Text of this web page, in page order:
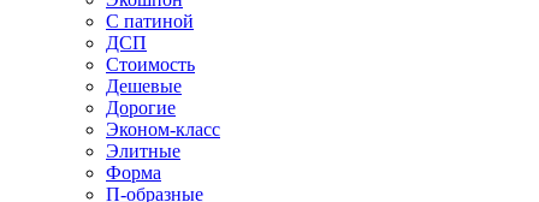
С патиной
ДСП
Стоимость
Дешевые
Дорогие
Эконом-класс
Элитные
Форма
П-образные